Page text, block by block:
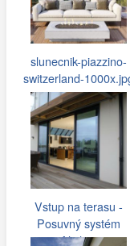
slunecnik-piazzino-
switzerland-
Vstup na terasu -
Posuvný systém
Aliplast